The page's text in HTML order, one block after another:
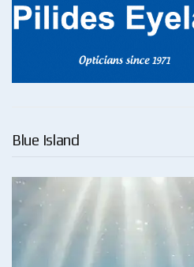
Blue Island